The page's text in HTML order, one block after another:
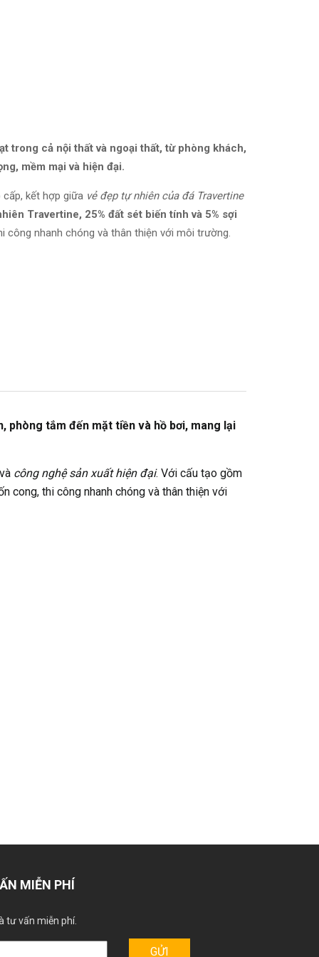
trong cả nội thất và ngoại thất, từ phòng khách,
mềm mại và hiện đại.
kết hợp giữa vẻ đẹp tự nhiên của đá Travertine
Travertine, 25% đất sét biến tính và 5% sợi
công nhanh chóng và thân thiện với môi trường.
tắm đến mặt tiền và hồ bơi, mang lại
công nghệ sản xuất hiện đại. Với cấu tạo gồm
cong, thi công nhanh chóng và thân thiện với
MIỄN PHÍ
tư vấn miễn phí.